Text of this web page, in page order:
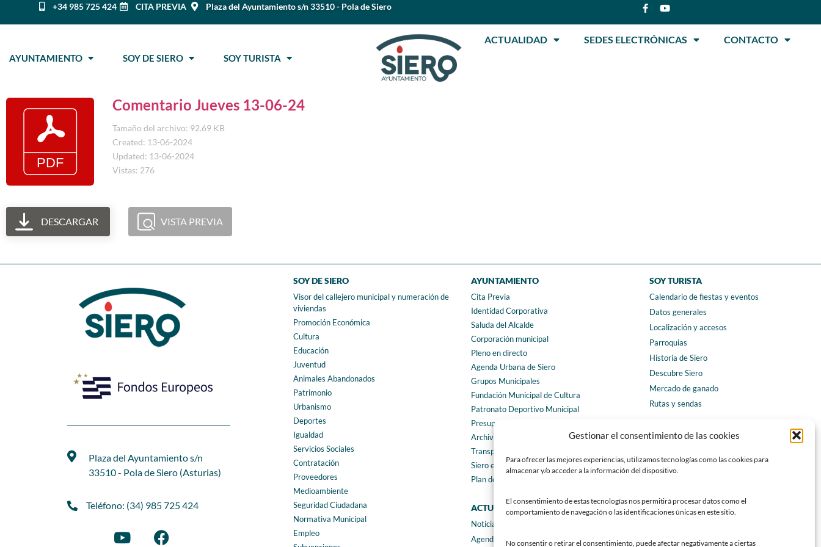
Gestionar el consentimiento de las cookies
Para ofrecer las mejores experiencias, utilizamos tecnologías como las cookies para
almacenar y/o acceder a la información del dispositivo.
El consentimiento de estas tecnologías nos permitirá procesar datos como el
comportamiento de navegación o las identificaciones únicas en este sitio.
No consentir o retirar el consentimiento, puede afectar negativamente a ciertas
+34 985 725 424 CITA PREVIA Plaza del Ayuntamiento s/n 33510 - Pola de Siero
AYUNTAMIENTO SOY DE SIERO SOY TURISTA
ACTUALIDAD SEDES ELECTRÓNICAS CONTACTO
Comentario Jueves 13-06-24
Tamaño del archivo: 92.69 KB
Created: 13-06-2024
Updated: 13-06-2024
Vistas: 276
DESCARGAR VISTA PREVIA
Plaza del Ayuntamiento s/n
33510 - Pola de Siero (Asturias)
Teléfono: (34) 985 725 424
SOY DE SIERO
Visor del callejero municipal y numeración de
viviendas
Promoción Económica
Cultura
Educación
Juventud
Animales Abandonados
Patrimonio
Urbanismo
Deportes
Igualdad
Servicios Sociales
Contratación
Proveedores
Medioambiente
Seguridad Ciudadana
Normativa Municipal
Empleo
AYUNTAMIENTO
Cita Previa
Identidad Corporativa
Saluda del Alcalde
Corporación municipal
Pleno en directo
Agenda Urbana de Siero
Grupos Municipales
Fundación Municipal de Cultura
Patronato Deportivo Municipal
Presupuestos municipales
Archivo municipal
Transparencia
Siero en Cifras
Plan de igualdad
ACTUALIDAD
Noticias
Agenda
SOY TURISTA
Calendario de fiestas y eventos
Datos generales
Localización y accesos
Parroquias
Historia de Siero
Descubre Siero
Mercado de ganado
Rutas y sendas
CONTACTO
Teléfonos de interés
Formulario de contacto